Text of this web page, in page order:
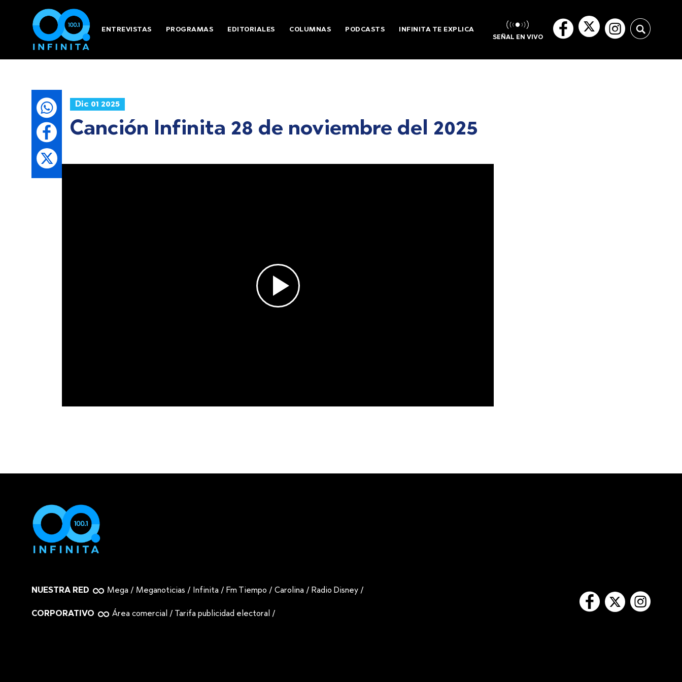
ENTREVISTAS PROGRAMAS EDITORIALES COLUMNAS PODCASTS INFINITA TE EXPLICA
SEÑAL EN VIVO
Dic 01 2025
Canción Infinita 28 de noviembre del 2025
NUESTRA RED Mega / Meganoticias / Infinita / Fm Tiempo /Carolina / Radio Disney /
CORPORATIVO Área comercial / Tarifa publicidad electoral /